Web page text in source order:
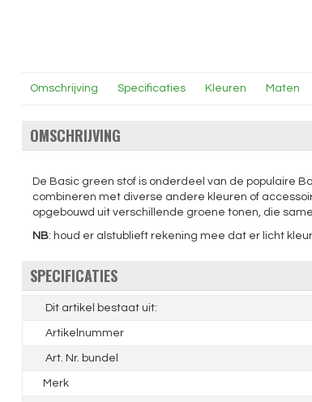
Omschrijving Specificaties Kleuren Maten
OMSCHRIJVING
De Basic green stof is onderdeel van de populaire
combineren met diverse andere kleuren of
opgebouwd uit verschillende groene tonen, die
NB: houd er alstublieft rekening mee dat er licht
SPECIFICATIES
Dit artikel bestaat uit:
Artikelnummer
Art. Nr. bundel
Merk